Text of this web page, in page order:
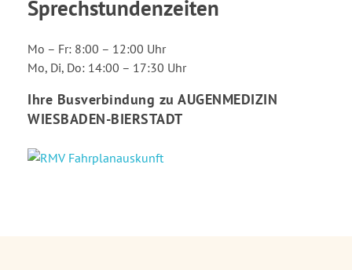
Sprechstundenzeiten
Mo – Fr: 8:00 – 12:00 Uhr
Mo, Di, Do: 14:00 – 17:30 Uhr
Ihre Busverbindung zu AUGENMEDIZIN
WIESBADEN-BIERSTADT